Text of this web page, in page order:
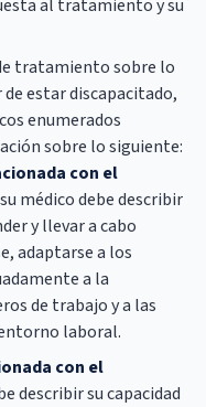
al tratamiento y su
tratamiento sobre lo
de estar discapacitado,
enumerados
sobre lo siguiente:
con el
médico debe describir
y llevar a cabo
adaptarse a los
a la
de trabajo y a las
laboral.
con el
describir su capacidad